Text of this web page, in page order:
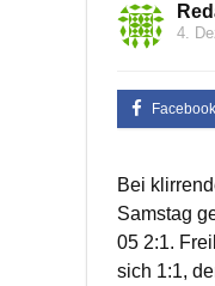
4.
Bei
Samstag
05 2:1.
sich 1:1,